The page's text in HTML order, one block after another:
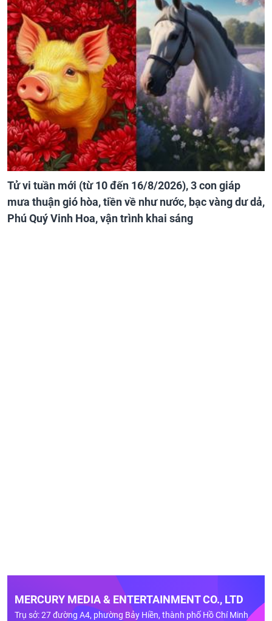
Tử vi tuần mới (từ 10 đến 16/8/2026), 3 con giáp
mưa thuận gió hòa, tiền về như nước, bạc vàng dư dả,
Phú Quý Vinh Hoa, vận trình khai sáng
MERCURY MEDIA & ENTERTAINMENT CO., LTD
Trụ sở: 27 đường A4, phường Bảy Hiền, thành phố Hồ Chí Minh